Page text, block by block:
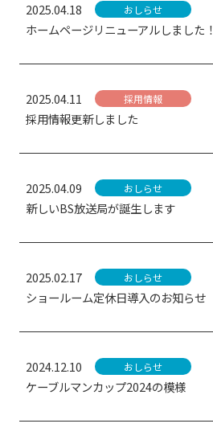
2025.04.18 おしらせ
ホームページリニューアルしました！
2025.04.11 採用情報
採用情報更新しました
2025.04.09 おしらせ
新しいBS放送局が誕生します
2025.02.17 おしらせ
ショールーム定休日導入のお知らせ
2024.12.10 おしらせ
ケーブルマンカップ2024の模様